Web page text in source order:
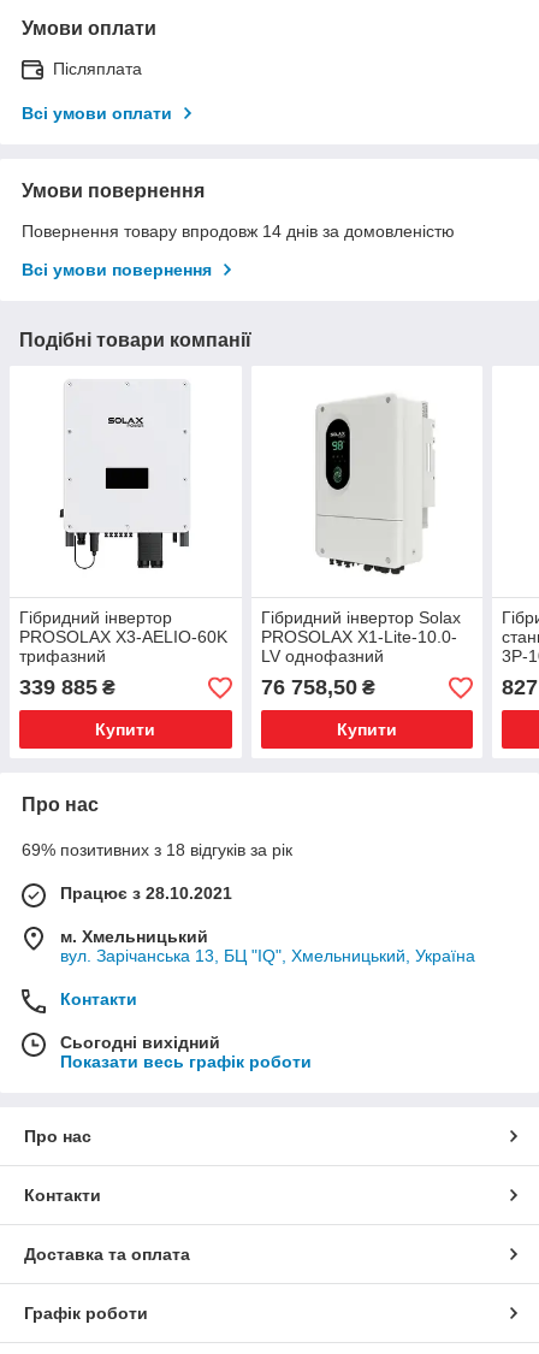
Умови оплати
Післяплата
Всі умови оплати
Умови повернення
Повернення товару впродовж 14 днів за домовленістю
Всі умови повернення
Подібні товари компанії
Гібридний інвертор
PROSOLAX X3-AELIO-60K
трифазний
339 885 ₴
Купити
Гібридний інвертор Solax
PROSOLAX X1-Lite-10.0-
LV однофазний
76 758,50₴
Купити
3Р-
SС-
Про нас
69% позитивних з 18 відгуків за рік
Працює з 28.10.2021
м. Хмельницький
вул. Зарічанська 13, БЦ "IQ", Хмельницький, Україна
Контакти
Сьогодні вихідний
Показати весь графік роботи
Про нас
Контакти
Доставка та оплата
Графік роботи